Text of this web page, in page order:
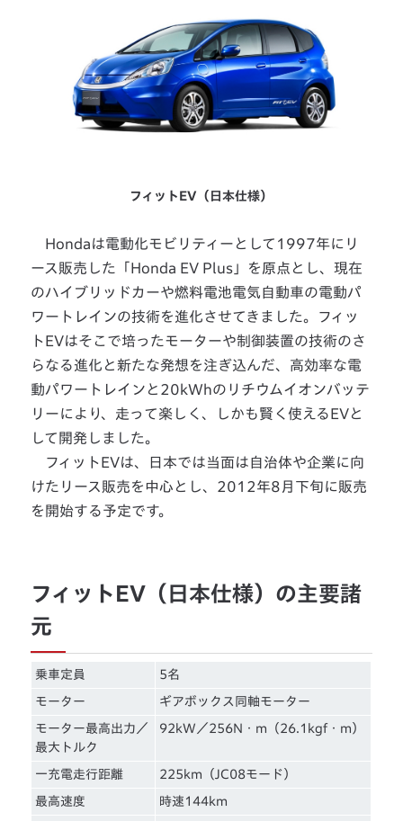
フィットEV（日本仕様）
Hondaは電動化モビリティーとして1997年にリ
ース販売した「Honda EV Plus」を原点とし、現在
のハイブリッドカーや燃料電池電気自動車の電動パ
ワートレインの技術を進化させてきました。フィッ
トEVはそこで培ったモーターや制御装置の技術のさ
らなる進化と新たな発想を注ぎ込んだ、高効率な電
動パワートレインと20kWhのリチウムイオンバッテ
リーにより、走って楽しく、しかも賢く使えるEVと
して開発しました。
フィットEVは、日本では当面は自治体や企業に向
けたリース販売を中心とし、2012年8月下旬に販売
を開始する予定です。
フィットEV（日本仕様）の主要諸
元
乗車定員 5名
モーター ギアボックス同軸モーター
モーター最高出力／
最大トルク
92kW／256N・m（26.1kgf・m）
一充電走行距離 225km（JC08モード）
最高速度 時速144km